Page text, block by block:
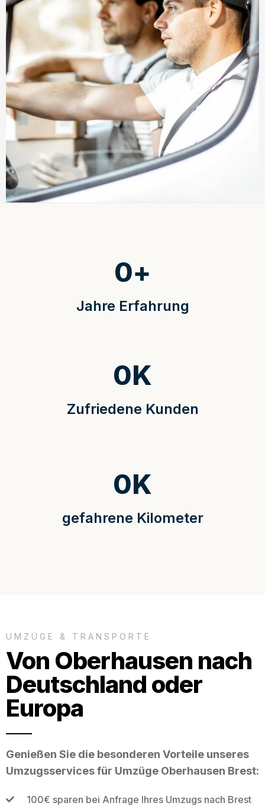
Jahre Erfahrung
0+
Zufriedene Kunden
0K
gefahrene Kilometer
0K
UMZÜGE & TRANSPORTE
Von Oberhausen nach
Deutschland oder
Europa
Genießen Sie die besonderen Vorteile unseres
Umzugsservices für Umzüge Oberhausen Brest:
100€ sparen bei Anfrage Ihres Umzugs nach Brest